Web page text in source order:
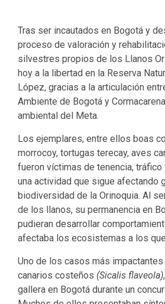
Tras ser incautados en Bogotá y
proceso de valoración y
silvestres propios de los Llanos
hoy a la libertad en la Reserva
López, gracias a la articulación
Ambiente de Bogotá y
ambiental del Meta.
Los ejemplares, entre ellos boas
morrocoy, tortugas terecay, aves
fueron víctimas de tenencia,
una actividad que sigue afectando
biodiversidad de la Orinoquia. Al
de los llanos, su permanencia en
pudieran desarrollar
afectaba los ecosistemas a los
Uno de los casos más
canarios costeños (Sicalis flaveola)
gallera en Bogotá durante un